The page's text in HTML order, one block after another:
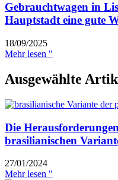
Gebrauchtwagen in
Hauptstadt eine gute
18/09/2025
Mehr lesen "
Ausgewählte
Die
brasilianischen
27/01/2024
Mehr lesen "